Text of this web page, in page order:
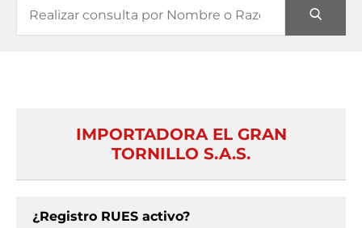
IMPORTADORA EL GRAN
TORNILLO S.A.S.
¿Registro RUES activo?